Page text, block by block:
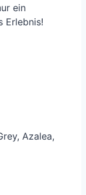
ein
Erlebnis!
Azalea,